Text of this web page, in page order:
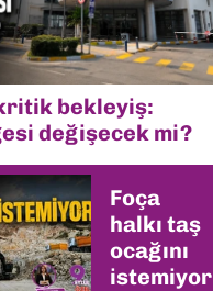
bekleyiş:
değişecek mi?
Foça
halkı taş
ocağını
istemiyor